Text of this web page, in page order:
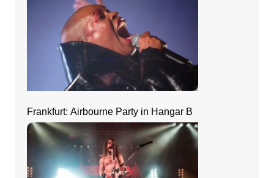
Frankfurt: Airbourne Party in Hangar B